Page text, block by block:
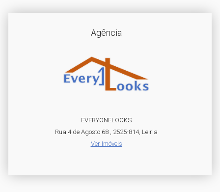
Agência
EVERYONELOOKS
Rua 4 de Agosto 68 , 2525-814, Leiria
Ver Imóveis